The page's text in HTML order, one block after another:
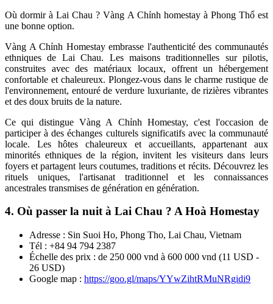
Où dormir à Lai Chau ? Vàng A Chỉnh homestay à Phong Thổ est
une bonne option.
Vàng A Chỉnh Homestay embrasse l'authenticité des communautés
ethniques de Lai Chau. Les maisons traditionnelles sur pilotis,
construites avec des matériaux locaux, offrent un hébergement
confortable et chaleureux. Plongez-vous dans le charme rustique de
l'environnement, entouré de verdure luxuriante, de rizières vibrantes
et des doux bruits de la nature.
Ce qui distingue Vàng A Chỉnh Homestay, c'est l'occasion de
participer à des échanges culturels significatifs avec la communauté
locale. Les hôtes chaleureux et accueillants, appartenant aux
minorités ethniques de la région, invitent les visiteurs dans leurs
foyers et partagent leurs coutumes, traditions et récits. Découvrez les
rituels uniques, l'artisanat traditionnel et les connaissances
ancestrales transmises de génération en génération.
4. Où passer la nuit à Lai Chau ? A Hoà Homestay
Adresse : Sin Suoi Ho, Phong Tho, Lai Chau, Vietnam
Tél : +84 94 794 2387
Échelle des prix : de 250 000 vnd à 600 000 vnd (11 USD -
26 USD)
Google map : https://goo.gl/maps/YYwZihtRMuNRgidi9